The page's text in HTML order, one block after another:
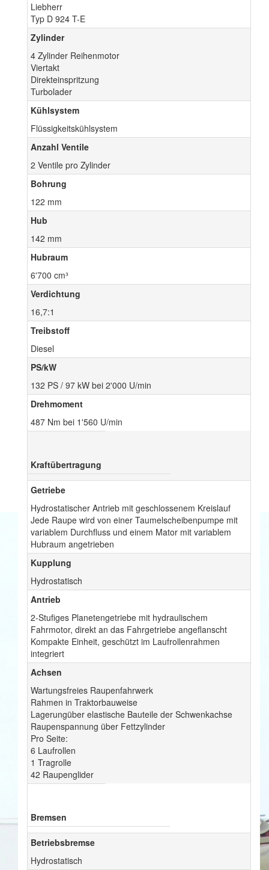
Liebherr
Typ D 924 T-E
Zylinder
4 Zylinder Reihenmotor
Viertakt
Direkteinspritzung
Turbolader
Kühlsystem
Flüssigkeitskühlsystem
Anzahl Ventile
2 Ventile pro Zylinder
Bohrung
122 mm
Hub
142 mm
Hubraum
6'700 cm³
Verdichtung
16,7:1
Treibstoff
Diesel
PS/kW
132 PS / 97 kW bei 2'000 U/min
Drehmoment
487 Nm bei 1'560 U/min
Kraftübertragung
Getriebe
Hydrostatischer Antrieb mit geschlossenem Kreislauf
Jede Raupe wird von einer Taumelscheibenpumpe mit
variablem Durchfluss und einem Mator mit variablem
Hubraum angetrieben
Kupplung
Hydrostatisch
Antrieb
2-Stufiges Planetengetriebe mit hydraulischem
Fahrmotor, direkt an das Fahrgetriebe angeflanscht
Kompakte Einheit, geschützt im Laufrollenrahmen
integriert
Achsen
Wartungsfreies Raupenfahrwerk
Rahmen in Traktorbauweise
Lagerungüber elastische Bauteile der Schwenkachse
Raupenspannung über Fettzylinder
Pro Seite:
6 Laufrollen
1 Tragrolle
42 Raupenglider
Bremsen
Betriebsbremse
Hydrostatisch